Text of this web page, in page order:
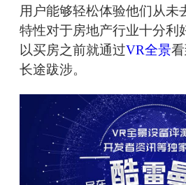
用户能够轻松体验他们从未
特性对于房地产行业十分利
以买房之前就通过VR全景
长途跋涉。